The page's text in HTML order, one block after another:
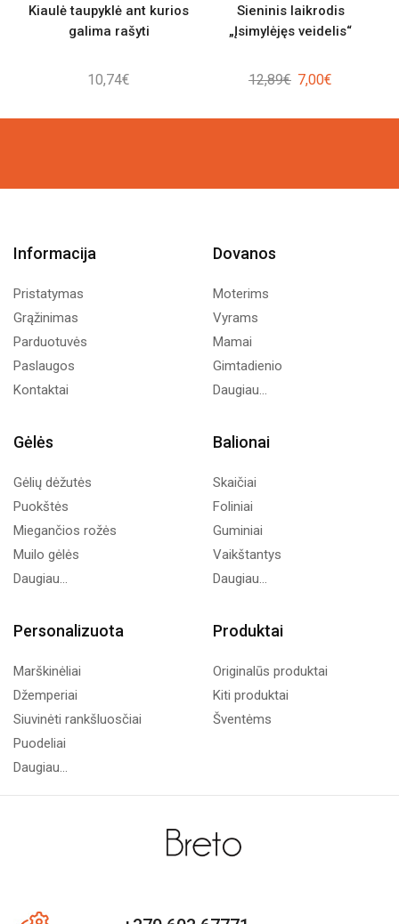
Kiaulė taupyklė ant kurios
galima rašyti
10,74€
Sieninis laikrodis
„Įsimylėjęs veidelis“
12,89€ Original
was:
7,00€
is:
Informacija
Pristatymas
Grąžinimas
Parduotuvės
Paslaugos
Kontaktai
Dovanos
Moterims
Vyrams
Mamai
Gimtadienio
Daugiau...
Gėlės
Gėlių dėžutės
Puokštės
Miegančios rožės
Muilo gėlės
Daugiau...
Balionai
Skaičiai
Foliniai
Guminiai
Vaikštantys
Daugiau...
Personalizuota
Marškinėliai
Džemperiai
Siuvinėti rankšluosčiai
Puodeliai
Daugiau...
Produktai
Originalūs produktai
Kiti produktai
Šventėms